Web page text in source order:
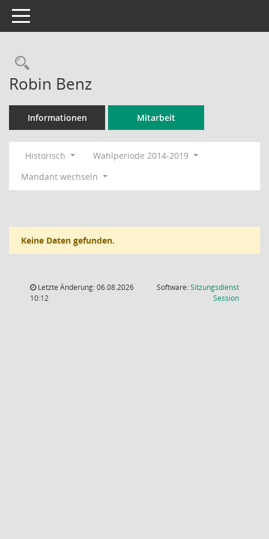
Toggle navigation
Rechercheauswahl
Robin Benz
Informationen Mitarbeit
Historisch
Wahlperiode 2014-2019
Mandant wechseln
Keine Daten gefunden.
Letzte Änderung: 06.08.2026
10:12
Software:Sitzungsdienst
Session(Wird in